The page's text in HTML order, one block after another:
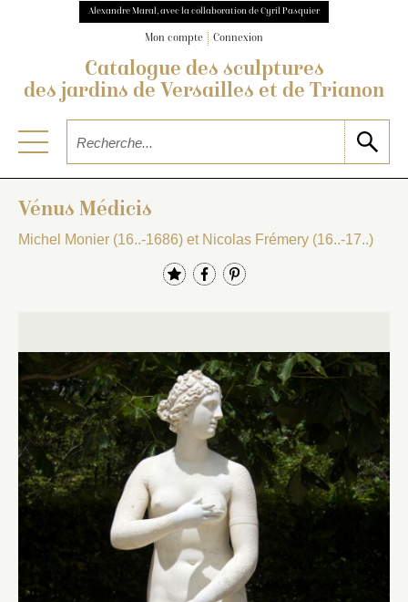
Alexandre Maral, avec la collaboration de Cyril Pasquier
Mon compte Connexion
Catalogue des sculptures
des jardins de Versailles et de Trianon
Vénus Médicis
Michel Monier (16..-1686) et Nicolas Frémery (16..-17..)